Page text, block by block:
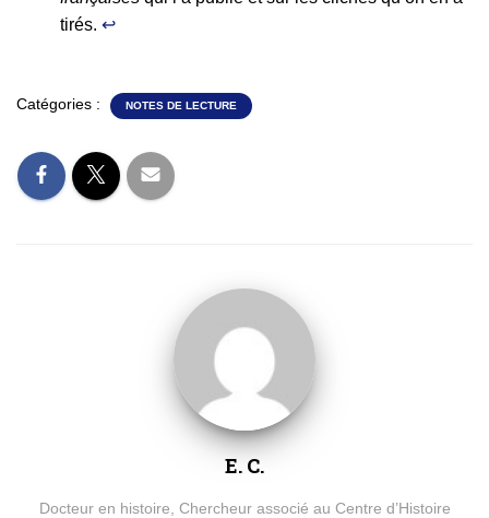
tirés. ↩︎
Catégories : NOTES DE LECTURE
E. C.
Docteur en histoire, Chercheur associé au Centre d’Histoire